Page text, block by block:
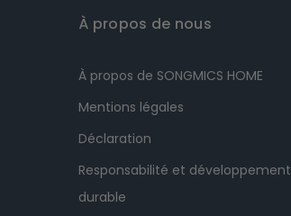
À propos de nous
À propos de SONGMICS HOME
Mentions légales
Déclaration
Responsabilité et développement
durable